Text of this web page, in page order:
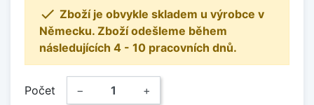
 Zboží je obvykle skladem u výrobce v
Německu. Zboží odešleme během
následujících 4 - 10 pracovních dnů.
Počet − +